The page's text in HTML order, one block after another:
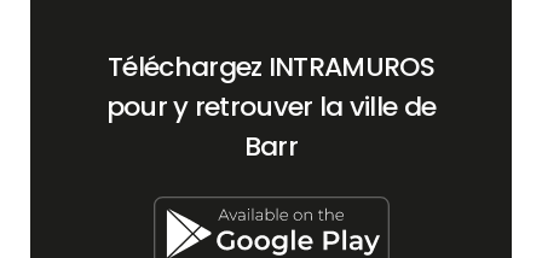
Téléchargez INTRAMUROS
pour y retrouver la ville de
Barr